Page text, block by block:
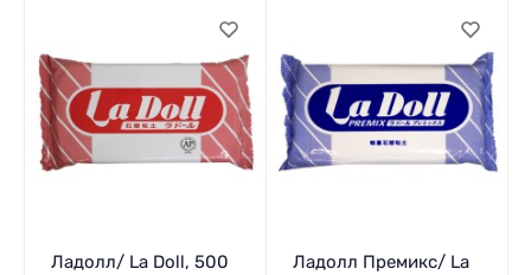
Ладолл/ La Doll, 500
Ладолл Премикс/ La